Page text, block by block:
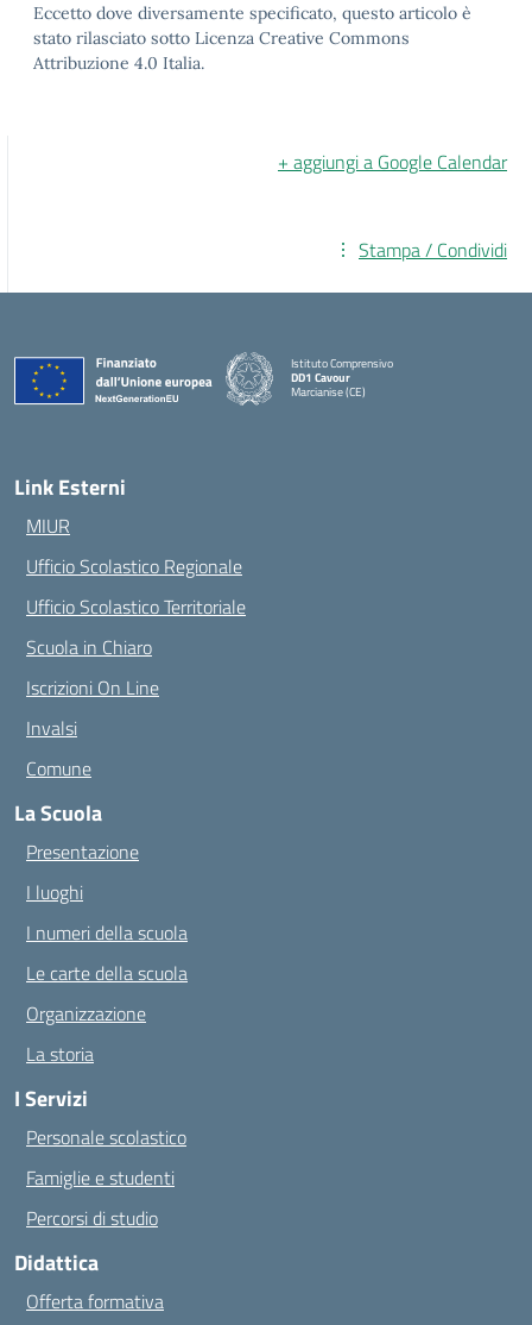
Eccetto dove diversamente specificato, questo articolo è
stato rilasciato sotto Licenza Creative Commons
Attribuzione 4.0 Italia.
+ aggiungi a Google Calendar
Stampa / Condividi
Istituto Comprensivo
DD1 Cavour
Marcianise (CE)
Link Esterni
MIUR
Ufficio Scolastico Regionale
Ufficio Scolastico Territoriale
Scuola in Chiaro
Iscrizioni On Line
Invalsi
Comune
La Scuola
Presentazione
I luoghi
I numeri della scuola
Le carte della scuola
Organizzazione
La storia
I Servizi
Personale scolastico
Famiglie e studenti
Percorsi di studio
Didattica
Offerta formativa